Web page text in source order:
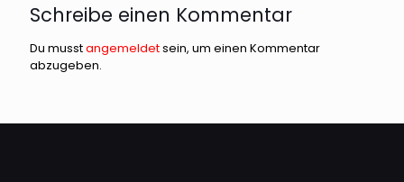
Schreibe einen Kommentar
Du musstangemeldetsein, um einen Kommentar
abzugeben.